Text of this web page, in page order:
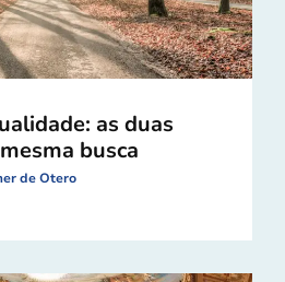
as duas
busca
de Otero